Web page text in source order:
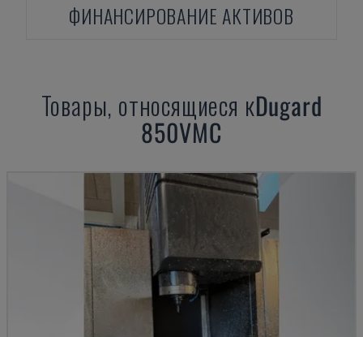
ФИНАНСИРОВАНИЕ АКТИВОВ
Товары, относящиеся кDugard
850VMC